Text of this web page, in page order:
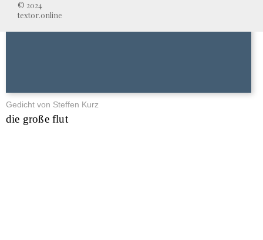
Gedicht von Steffen Kurz
die große flut
© 2024
textor.online